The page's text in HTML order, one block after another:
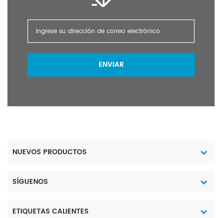
ENVIAR
NUEVOS PRODUCTOS
SÍGUENOS
ETIQUETAS CALIENTES